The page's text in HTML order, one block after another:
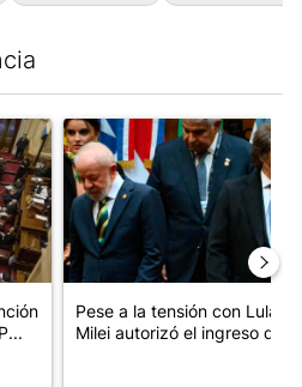
el título "El Senado dio media
Un artículo de tendencia con
Pese a la tensión con Lula,
Milei autorizó el ingreso d...